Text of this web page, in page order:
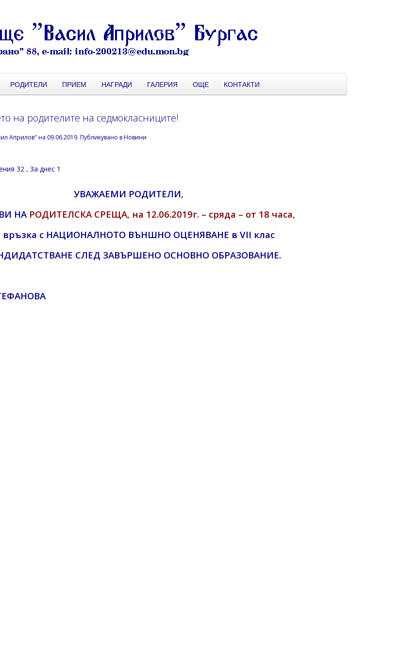
РОДИТЕЛИ ПРИЕМ НАГРАДИ ГАЛЕРИЯ ОЩЕ КОНТАКТИ
на родителите на седмокласниците!
Априлов" на 09.06.2019. Публикувано вНовини
32 , За днес 1
УВАЖАЕМИ РОДИТЕЛИ,
НА РОДИТЕЛСКА СРЕЩА, на 12.06.2019г. – сряда – от 18 часа,
връзка с НАЦИОНАЛНОТО ВЪНШНО ОЦЕНЯВАНЕ в VII клас
СЛЕД ЗАВЪРШЕНО ОСНОВНО ОБРАЗОВАНИЕ.